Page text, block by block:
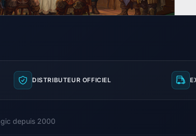
DISTRIBUTEUR OFFICIEL
depuis 2000